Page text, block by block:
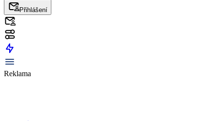
Přihlášení
Reklama